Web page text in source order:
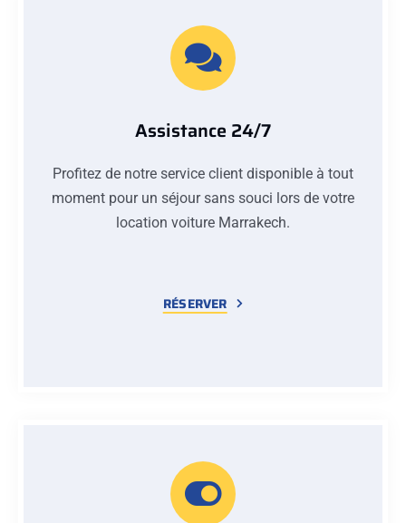
Assistance 24/7
Profitez de notre service client disponible à tout
moment pour un séjour sans souci lors de votre
location voiture Marrakech.
RÉSERVER